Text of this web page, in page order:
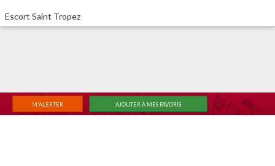
M'ALERTER AJOUTER À MES FAVORIS
Escort Saint Tropez